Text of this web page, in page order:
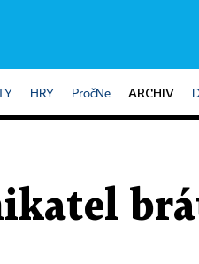
HRY PročNe ARCHIV